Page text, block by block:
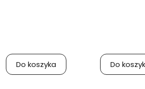
Do koszyka Do